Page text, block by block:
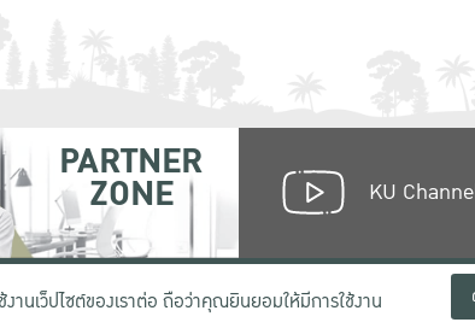
PARTNER
ZONE KU
นเว็ปไซต์ของเราต่อ ถือว่าคุณยินยอมให้มีการใช้งาน